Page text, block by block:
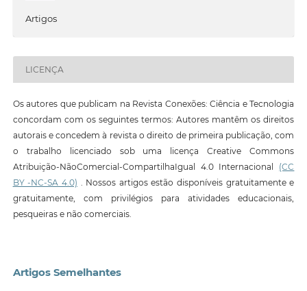
Artigos
LICENÇA
Os autores que publicam na Revista Conexões: Ciência e Tecnologia
concordam com os seguintes termos: Autores mantêm os direitos
autorais e concedem à revista o direito de primeira publicação, com
o trabalho licenciado sob uma licença Creative Commons
Atribuição-NãoComercial-CompartilhaIgual 4.0 Internacional (CC
BY -NC-SA 4.0) . Nossos artigos estão disponíveis gratuitamente e
gratuitamente, com privilégios para atividades educacionais,
pesqueiras e não comerciais.
Artigos Semelhantes